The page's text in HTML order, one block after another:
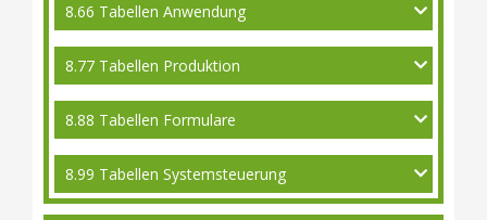
8.66 Tabellen Anwendung
8.77 Tabellen Produktion
8.88 Tabellen Formulare
8.99 Tabellen Systemsteuerung